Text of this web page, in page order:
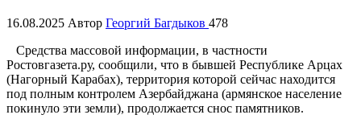
16.08.2025 Автор Георгий Багдыков 478
Средства массовой информации, в частности
Ростовгазета.ру, сообщили, что в бывшей Республике Арцах
(Нагорный Карабах), территория которой сейчас находится
под полным контролем Азербайджана (армянское население
покинуло эти земли), продолжается снос памятников.